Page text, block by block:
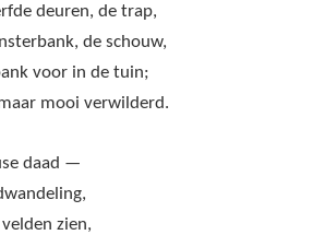
deuren, de trap,
de schouw,
voor in de tuin;
mooi verwilderd.
daad —
zien,